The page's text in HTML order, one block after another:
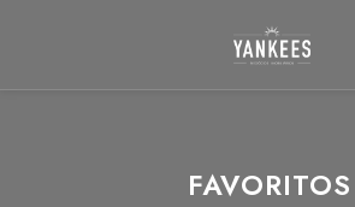
FAVORITOS